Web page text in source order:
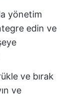
yönetim
edin ve
ve bırak
ve